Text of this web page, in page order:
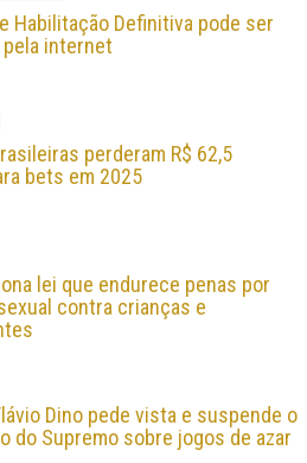
Habilitação Definitiva pode ser
internet
perderam R$ 62,5
bets em 2025
lei que endurece penas por
contra crianças e
Dino pede vista e suspende o
do Supremo sobre jogos de azar